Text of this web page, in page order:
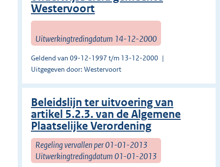
Westervoort
Uitwerkingtredingdatum 14-12-2000
Geldend van 09-12-1997 t/m 13-12-2000
Uitgegeven door: Westervoort
Beleidslijn ter uitvoering van
artikel 5.2.3. van de Algemene
Plaatselijke Verordening
Regeling vervallen per 01-01-2013
Uitwerkingtredingdatum 01-01-2013